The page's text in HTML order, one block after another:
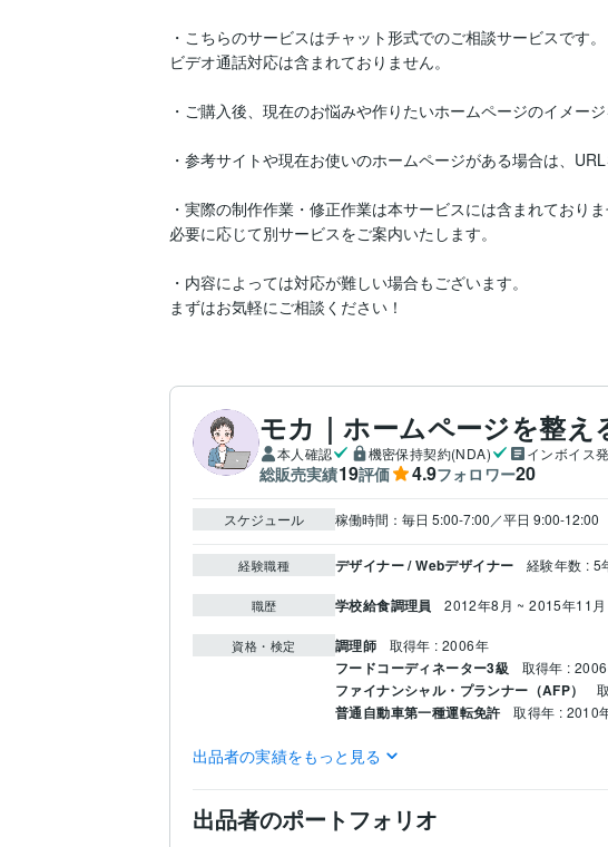
・こちらのサービスはチャット形式でのご相談サービスです。
ビデオ通話対応は含まれておりません。
・ご購入後、現在のお悩みや作りたいホームページのイメージ
・参考サイトや現在お使いのホームページがある場合は、
・実際の制作作業・修正作業は本サービスには含まれており
必要に応じて別サービスをご案内いたします。
・内容によっては対応が難しい場合もございます。
まずはお気軽にご相談ください！
モカ｜ホームページを整え
本人確認 機密保持契約(NDA) インボイス
総販売実績19評価 4.9フォロワー20
スケジュール 稼働時間：毎日 5:00-7:00／平日 9:00-12:00
経験職種 デザイナー / Webデザイナー 経験年数 : 5
職歴 学校給食調理員 2012年8月 ~ 2015年11月
資格・検定 調理師 取得年 : 2006年
フードコーディネーター3級 取得年 :
ファイナンシャル・プランナー（AFP）
普通自動車第一種運転免許 取得年 : 2010
プログラミング言
語・フレームワーク
CSS:1年HTML:1年
ビジネス・クリエイ
ティブツール
出品者の実績をもっと見る
出品者のポートフォリオ